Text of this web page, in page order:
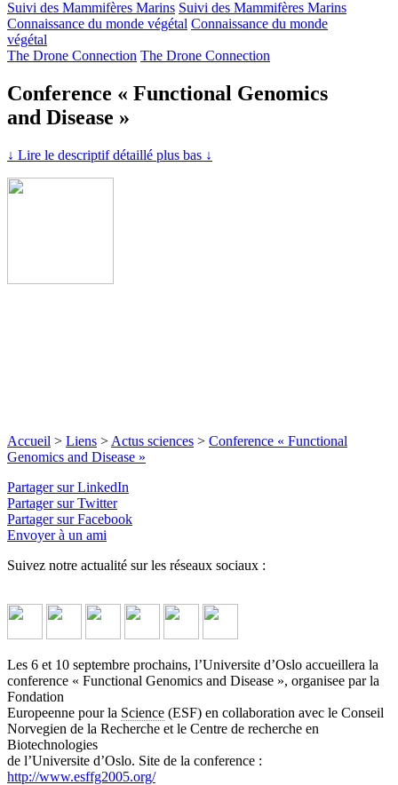
Suivi des Mammifères Marins Suivi des Mammifères Marins
Connaissance du monde végétal Connaissance du monde
végétal
The Drone Connection The Drone Connection
Conference « Functional Genomics
and Disease »
↓ Lire le descriptif détaillé plus bas ↓
Accueil > Liens > Actus sciences > Conference « Functional
Genomics and Disease »
Partager sur LinkedIn
Partager sur Twitter
Partager sur Facebook
Envoyer à un ami
Suivez notre actualité sur les réseaux sociaux :
Les 6 et 10 septembre prochains, l’Universite d’Oslo accueillera la
conference « Functional Genomics and Disease », organisee par la
Fondation
Europeenne pour la Science (ESF) en collaboration avec le Conseil
Norvegien de la Recherche et le Centre de recherche en
Biotechnologies
de l’Universite d’Oslo. Site de la conference :
http://www.esffg2005.org/